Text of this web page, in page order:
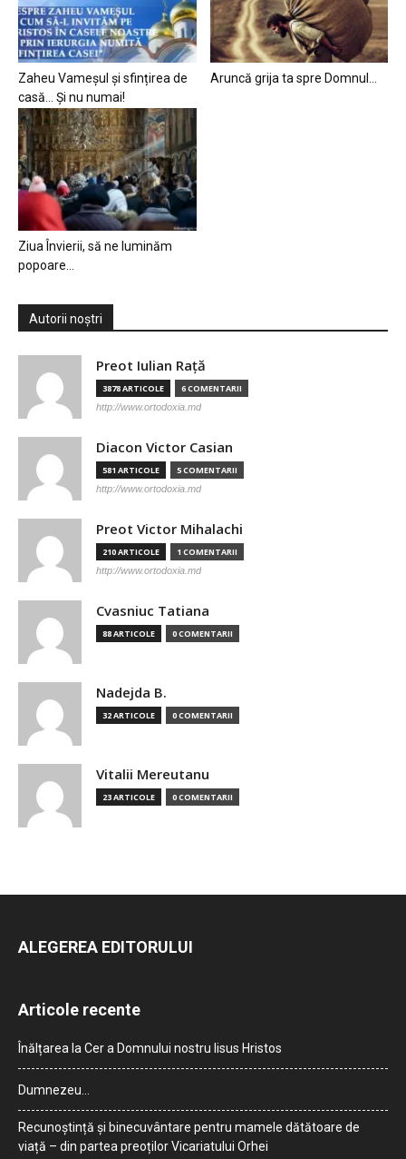
Zaheu Vameșul și sfințirea de
casă… Și nu numai!
Aruncă grija ta spre Domnul…
Ziua Învierii, să ne luminăm
popoare…
Autorii noștri
Preot Iulian Raţă
3878 ARTICOLE 6 COMENTARII
http://www.ortodoxia.md
Diacon Victor Casian
581 ARTICOLE 5 COMENTARII
http://www.ortodoxia.md
Preot Victor Mihalachi
210 ARTICOLE 1 COMENTARII
http://www.ortodoxia.md
Cvasniuc Tatiana
88 ARTICOLE 0 COMENTARII
Nadejda B.
32 ARTICOLE 0 COMENTARII
Vitalii Mereutanu
23 ARTICOLE 0 COMENTARII
ALEGEREA EDITORULUI
Articole recente
Înălțarea la Cer a Domnului nostru Iisus Hristos
Dumnezeu…
Recunoștință și binecuvântare pentru mamele dătătoare de
viață – din partea preoților Vicariatului Orhei